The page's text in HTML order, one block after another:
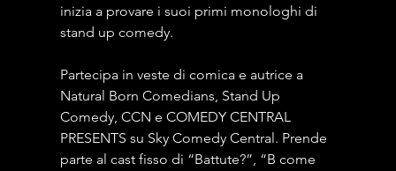
inizia a provare i suoi primi monologhi di
stand up comedy.
Partecipa in veste di comica e autrice a
Natural Born Comedians, Stand Up
Comedy, CCN e COMEDY CENTRAL
PRESENTS su Sky Comedy Central. Prende
parte al cast fisso di “Battute?”, “B come